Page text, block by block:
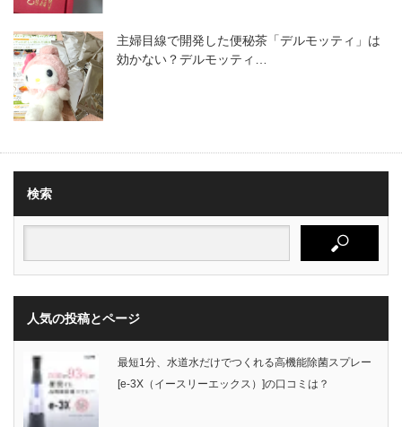
主婦目線で開発した便秘茶「デルモッティ」は
効かない？デルモッティ…
検索
人気の投稿とページ
最短1分、水道水だけでつくれる高機能除菌スプレー
[e-3X（イースリーエックス）]の口コミは？